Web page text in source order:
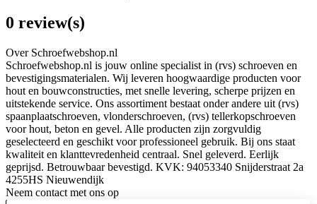
0 review(s)
Over Schroefwebshop.nl
Schroefwebshop.nl is jouw online specialist in (rvs) schroeven en
bevestigingsmaterialen. Wij leveren hoogwaardige producten voor
hout en bouwconstructies, met snelle levering, scherpe prijzen en
uitstekende service. Ons assortiment bestaat onder andere uit (rvs)
spaanplaatschroeven, vlonderschroeven, (rvs) tellerkopschroeven
voor hout, beton en gevel. Alle producten zijn zorgvuldig
geselecteerd en geschikt voor professioneel gebruik. Bij ons staat
kwaliteit en klanttevredenheid centraal. Snel geleverd. Eerlijk
geprijsd. Betrouwbaar bevestigd. KVK: 94053340 Snijderstraat 2a
4255HS Nieuwendijk
Neem contact met ons op